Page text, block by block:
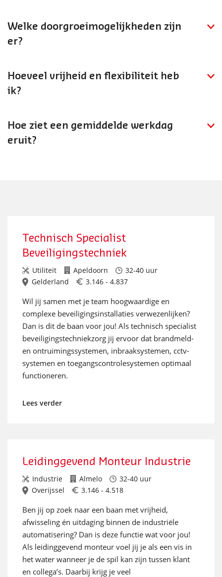
voor projecten in de industrie.
Welke doorgroeimogelijkheden zijn
er?
engineering of projectleiding.
Hoeveel vrijheid en flexibiliteit heb
ik?
werkuitvoering binnen de projectkaders.
Hoe ziet een gemiddelde werkdag
eruit?
Technisch Specialist
Beveiligingstechniek
Utiliteit Apeldoorn
32-40 uur
Gelderland
3.146 - 4.837
Wil jij samen met je team hoogwaardige en
complexe beveiligingsinstallaties verwezenlijken?
Dan is dit de baan voor jou! Als technisch specialist
beveiligingstechniekzorg jij ervoor dat brandmeld-
en ontruimingssystemen, inbraaksystemen, cctv-
systemen en toegangscontrolesystemen optimaal
functioneren.
Lees verder
Leidinggevend Monteur Industrie
Industrie Almelo
32-40 uur
Overijssel
3.146 - 4.518
Ben jij op zoek naar een baan met vrijheid,
afwisseling én uitdaging binnen de industriële
automatisering? Dan is deze functie wat voor jou!
Als leidinggevend monteur voel jij je als een vis in
het water wanneer je de spil kan zijn tussen klant
en collega’s. Daarbij krijg je veel